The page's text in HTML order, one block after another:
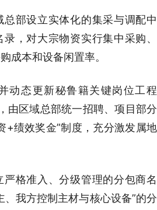
部设立实体化的集采与调配中
，对大宗物资实行集中采购、
成本和设备闲置率。
动态更新秘鲁籍关键岗位工程
由区域总部统一招聘、项目部分
+绩效奖金”制度，充分激发属地
格准入、分级管理的分包商名
、我方控制主材与核心设备”的分